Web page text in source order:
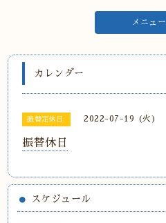
メニュー
カレンダー
振替定休日 2022-07-19 (火)
振替休日
スケジュール